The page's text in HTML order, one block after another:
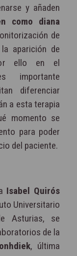
y añaden
como diana
de
aparición de
ello en el
importante
diferenciar
a esta terapia
momento se
para poder
del paciente.
Isabel Quirós
Universitario
Asturias, se
de la
, última